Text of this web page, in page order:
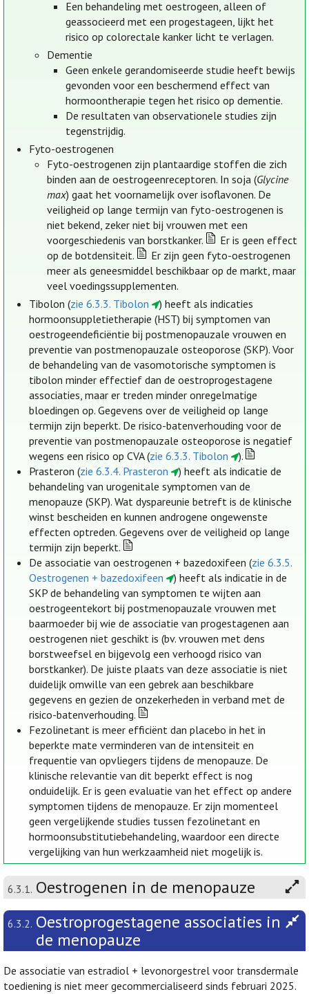
Een behandeling met oestrogeen, alleen of
geassocieerd met een progestageen, lijkt het
risico op colorectale kanker licht te verlagen.
Dementie
Geen enkele gerandomiseerde studie heeft bewijs
gevonden voor een beschermend effect van
hormoontherapie tegen het risico op dementie.
De resultaten van observationele studies zijn
tegenstrijdig.
Fyto-oestrogenen
Fyto-oestrogenen zijn plantaardige stoffen die zich
binden aan de oestrogeenreceptoren. In soja (Glycine
max) gaat het voornamelijk over isoflavonen. De
veiligheid op lange termijn van fyto-oestrogenen is
niet bekend, zeker niet bij vrouwen met een
voorgeschiedenis van borstkanker.
Er is geen effect
op de botdensiteit.
Er zijn geen fyto-oestrogenen
meer als geneesmiddel beschikbaar op de markt, maar
veel voedingssupplementen.
Tibolon (zie 6.3.3. Tibolon
) heeft als indicaties
hormoonsuppletietherapie (HST) bij symptomen van
oestrogeendeficiëntie bij postmenopauzale vrouwen en
preventie van postmenopauzale osteoporose (SKP). Voor
de behandeling van de vasomotorische symptomen is
tibolon minder effectief dan de oestroprogestagene
associaties, maar er treden minder onregelmatige
bloedingen op. Gegevens over de veiligheid op lange
termijn zijn beperkt. De risico-batenverhouding voor de
preventie van postmenopauzale osteoporose is negatief
wegens een risico op CVA (zie 6.3.3. Tibolon
).
Prasteron (zie 6.3.4. Prasteron
) heeft als indicatie de
behandeling van urogenitale symptomen van de
menopauze (SKP). Wat dyspareunie betreft is de klinische
winst bescheiden en kunnen androgene ongewenste
effecten optreden. Gegevens over de veiligheid op lange
termijn zijn beperkt.
De associatie van oestrogenen + bazedoxifeen (zie 6.3.5.
Oestrogenen + bazedoxifeen
) heeft als indicatie in de
SKP de behandeling van symptomen te wijten aan
oestrogeentekort bij postmenopauzale vrouwen met
baarmoeder bij wie de associatie van progestagenen aan
oestrogenen niet geschikt is (bv. vrouwen met dens
borstweefsel en bijgevolg een verhoogd risico van
borstkanker). De juiste plaats van deze associatie is niet
duidelijk omwille van een gebrek aan beschikbare
gegevens en gezien de onzekerheden in verband met de
risico-batenverhouding.
Fezolinetant is meer efficiënt dan placebo in het in
beperkte mate verminderen van de intensiteit en
frequentie van opvliegers tijdens de menopauze. De
klinische relevantie van dit beperkt effect is nog
onduidelijk. Er is geen evaluatie van het effect op andere
symptomen tijdens de menopauze. Er zijn momenteel
geen vergelijkende studies tussen fezolinetant en
hormoonsubstitutiebehandeling, waardoor een directe
vergelijking van hun werkzaamheid niet mogelijk is.
6.3.1. Oestrogenen in de menopauze
6.3.2. Oestroprogestagene associaties in
de menopauze
De associatie van estradiol + levonorgestrel voor transdermale
toediening is niet meer gecommercialiseerd sinds februari 2025.